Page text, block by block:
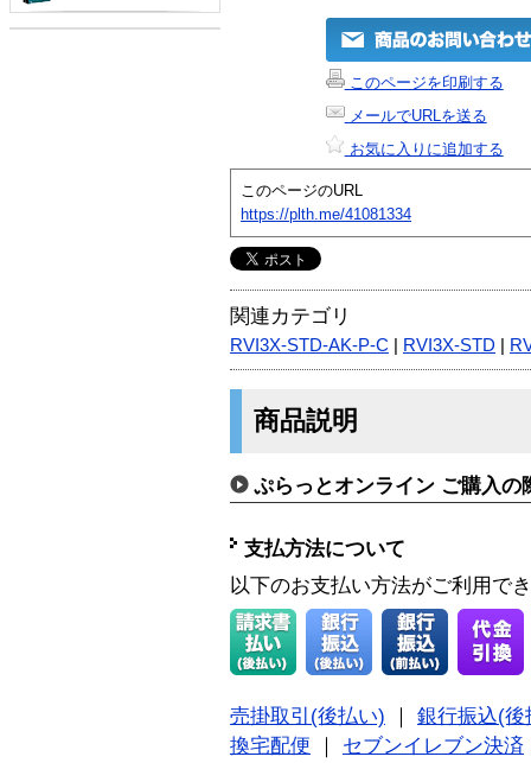
このページを印刷する
メールでURLを送る
お気に入りに追加する
このページのURL
https://plth.me/41081334
関連カテゴリ
RVI3X-STD-AK-P-C RVI3X-STD
商品説明
ぷらっとオンライン ご購入の
支払方法について
以下のお支払い方法がご利用で
売掛取引(後払い)
銀行振込(後
換宅配便
セブンイレブン決済